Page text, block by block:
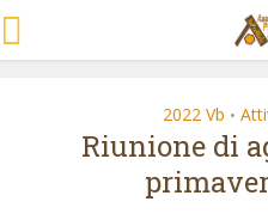
2022 Vb •
Riunione di